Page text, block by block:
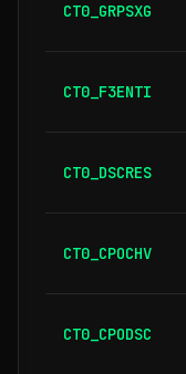
CT0_GRPSXG
CT0_F3ENTI
CT0_DSCRES
CT0_CPOCHV
CT0_CPODSC